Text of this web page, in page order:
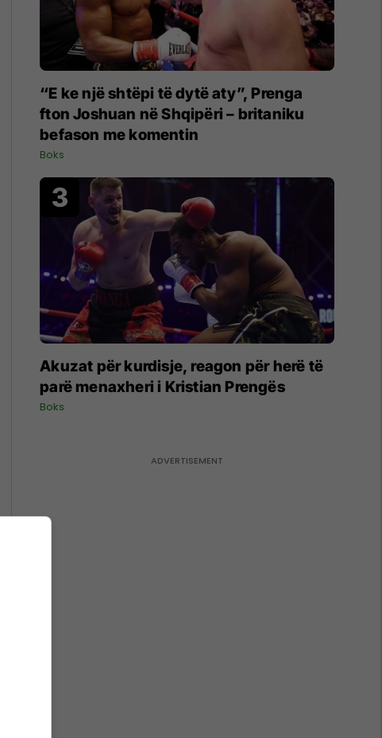
“E ke një shtëpi të dytë aty”, Prenga
fton Joshuan në Shqipëri – britaniku
befason me komentin
Boks
Akuzat për kurdisje, reagon për herë të
parë menaxheri i Kristian Prengës
Boks